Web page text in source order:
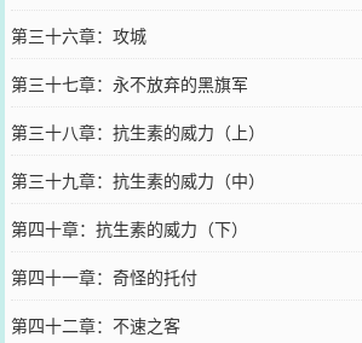
第三十六章：攻城
第三十七章：永不放弃的黑旗军
第三十八章：抗生素的威力（上）
第三十九章：抗生素的威力（中）
第四十章：抗生素的威力（下）
第四十一章：奇怪的托付
第四十二章：不速之客